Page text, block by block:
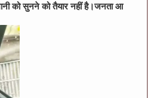
को सुनने को तैयार नहीं है।जनता आ